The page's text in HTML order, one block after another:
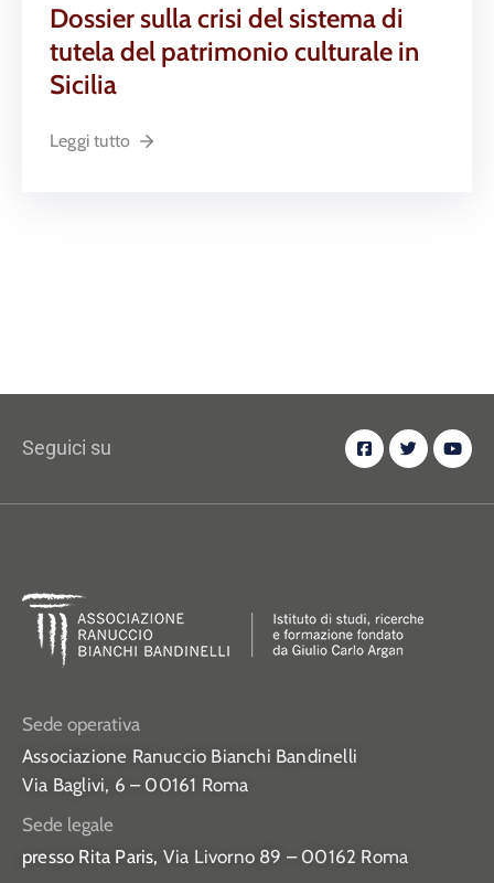
Dossier sulla crisi del sistema di
tutela del patrimonio culturale in
Sicilia
Leggi tutto
Seguici su
Sede operativa
Associazione Ranuccio Bianchi Bandinelli
Via Baglivi, 6 – 00161 Roma
Sede legale
presso Rita Paris, Via Livorno 89 – 00162 Roma